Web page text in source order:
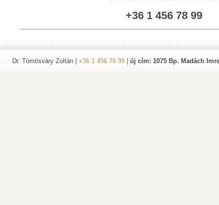
+36 1 456 78 99
Dr. Tömösváry Zoltán | +36 1 456 78 99 új cím: 1075 Bp. Madách